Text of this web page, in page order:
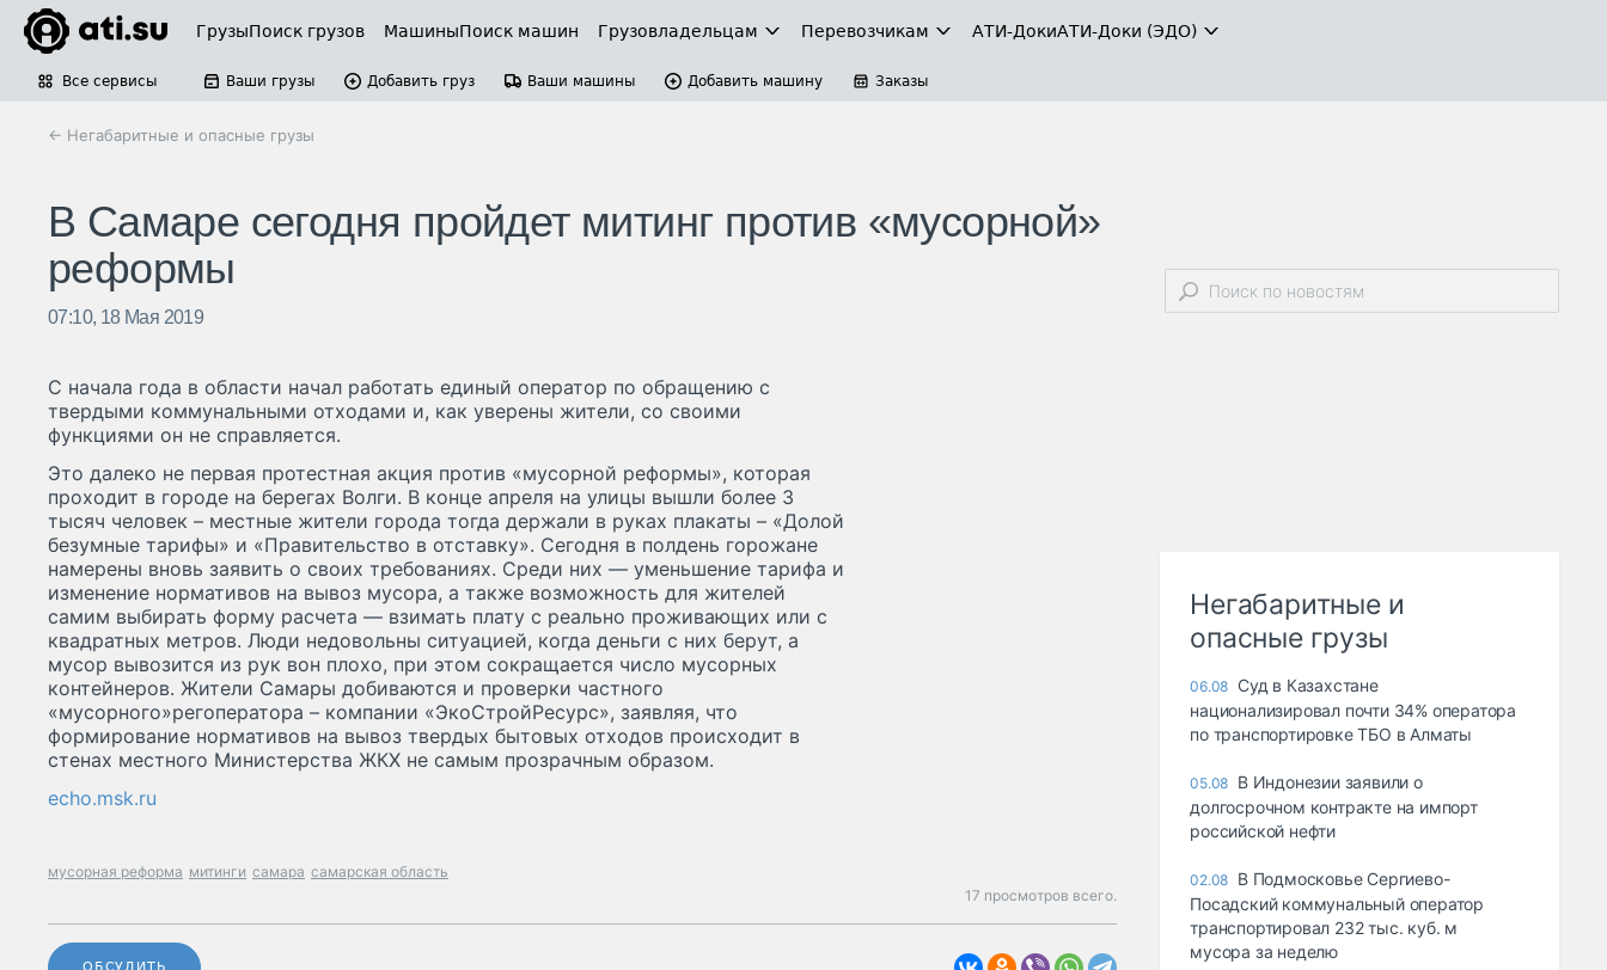
ГрузыПоиск грузов МашиныПоиск машин Грузовладельцам Перевозчикам АТИ-ДокиАТИ-Доки (ЭДО)
Все сервисы Ваши грузы Добавить груз Ваши машины Добавить машину Заказы
← Негабаритные и опасные грузы
В Самаре сегодня пройдет митинг против «мусорной»
реформы
07:10, 18 Мая 2019
С начала года в области начал работать единый оператор по обращению с
твердыми коммунальными отходами и, как уверены жители, со своими
функциями он не справляется.
Это далеко не первая протестная акция против «мусорной реформы», которая
проходит в городе на берегах Волги. В конце апреля на улицы вышли более 3
тысяч человек – местные жители города тогда держали в руках плакаты – «Долой
безумные тарифы» и «Правительство в отставку». Сегодня в полдень горожане
намерены вновь заявить о своих требованиях. Среди них — уменьшение тарифа и
изменение нормативов на вывоз мусора, а также возможность для жителей
самим выбирать форму расчета — взимать плату с реально проживающих или с
квадратных метров. Люди недовольны ситуацией, когда деньги с них берут, а
мусор вывозится из рук вон плохо, при этом сокращается число мусорных
контейнеров. Жители Самары добиваются и проверки частного
«мусорного»регоператора – компании «ЭкоСтройРесурс», заявляя, что
формирование нормативов на вывоз твердых бытовых отходов происходит в
стенах местного Министерства ЖКХ не самым прозрачным образом.
echo.msk.ru
мусорная реформа митинги самара самарская область
17 просмотров всего.
Негабаритные и
опасные грузы
06.08 Суд в Казахстане
национализировал почти 34% оператора
по транспортировке ТБО в Алматы
05.08 В Индонезии заявили о
долгосрочном контракте на импорт
российской нефти
02.08 В Подмосковье Сергиево-
Посадский коммунальный оператор
транспортировал 232 тыс. куб. м
мусора за неделю